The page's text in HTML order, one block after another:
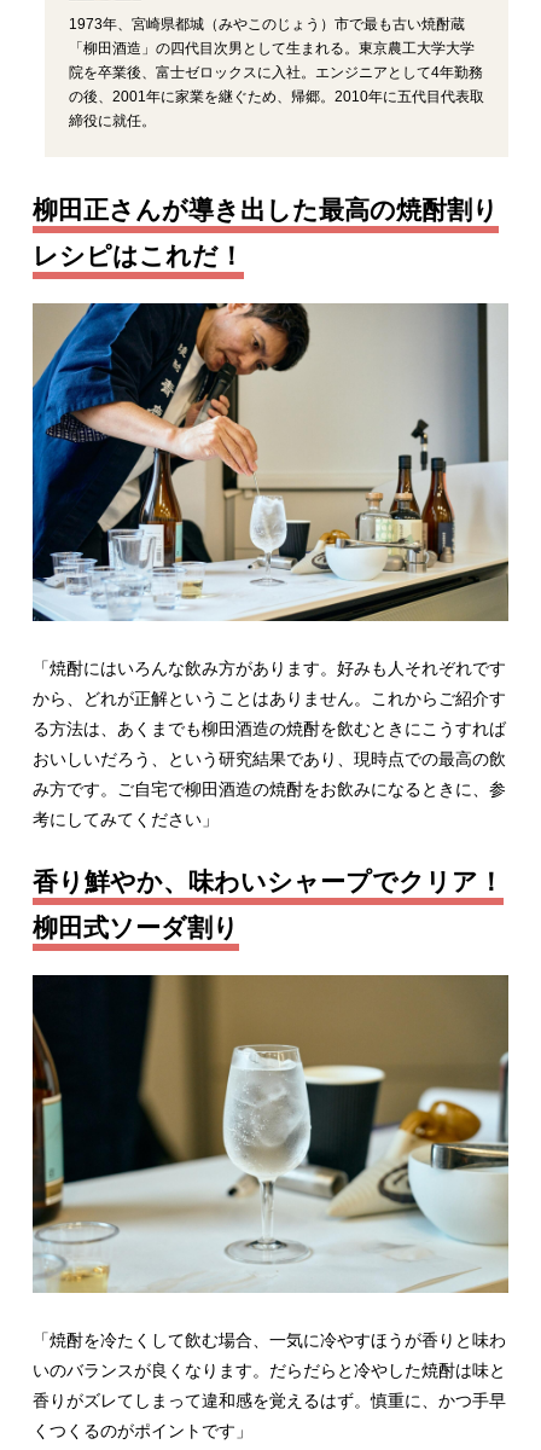
1973年、宮崎県都城（みやこのじょう）市で最も古い焼酎蔵
「柳田酒造」の四代目次男として生まれる。東京農工大学大学
院を卒業後、富士ゼロックスに入社。エンジニアとして4年勤務
の後、2001年に家業を継ぐため、帰郷。2010年に五代目代表取
締役に就任。
柳田正さんが導き出した最高の焼酎割り
レシピはこれだ！
「焼酎にはいろんな飲み方があります。好みも人それぞれです
から、どれが正解ということはありません。これからご紹介す
る方法は、あくまでも柳田酒造の焼酎を飲むときにこうすれば
おいしいだろう、という研究結果であり、現時点での最高の飲
み方です。ご自宅で柳田酒造の焼酎をお飲みになるときに、参
考にしてみてください」
香り鮮やか、味わいシャープでクリア！
柳田式ソーダ割り
「焼酎を冷たくして飲む場合、一気に冷やすほうが香りと味わ
いのバランスが良くなります。だらだらと冷やした焼酎は味と
香りがズレてしまって違和感を覚えるはず。慎重に、かつ手早
くつくるのがポイントです」